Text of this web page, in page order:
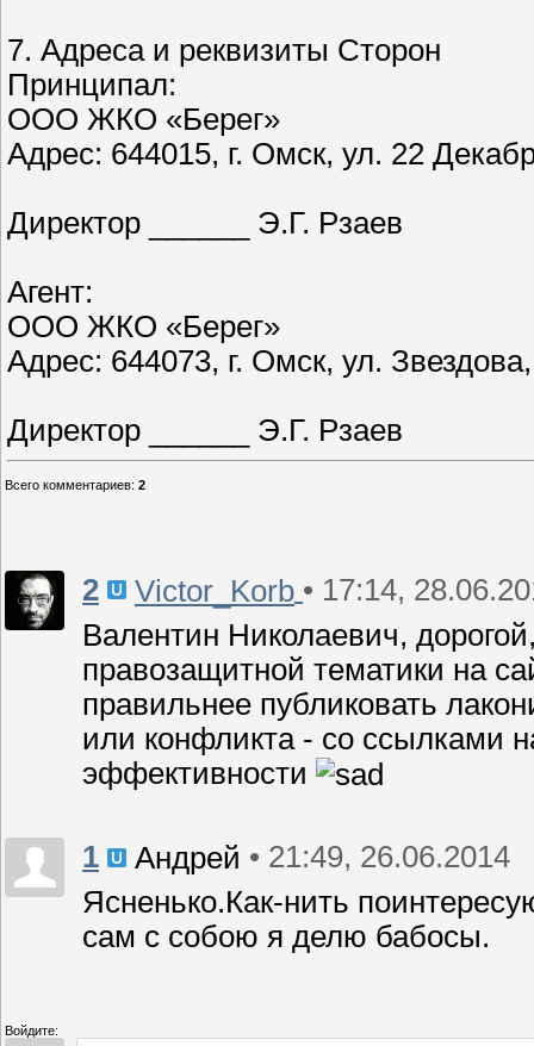
7. Адреса и реквизиты Сторон
Принципал:
ООО ЖКО «Берег»
Адрес: 644015, г. Омск, ул. 22
Директор ______ Э.Г. Рзаев
Агент:
ООО ЖКО «Берег»
Адрес: 644073, г. Омск, ул.
Директор ______ Э.Г. Рзаев
Всего комментариев: 2
2 Victor_Korb • 17:14,
Валентин Николаевич,
правозащитной тематики на
правильнее публиковать
или конфликта - со ссылками
эффективности
1 Андрей • 21:49, 26.06.2014
Ясненько.Как-нить
сам с собою я делю бабосы.
Войдите: